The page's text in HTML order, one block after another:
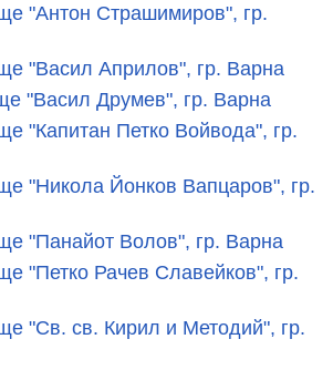
"Антон Страшимиров", гр.
"Васил Априлов", гр. Варна
"Васил Друмев", гр. Варна
"Капитан Петко Войвода", гр.
"Никола Йонков Вапцаров", гр.
"Панайот Волов", гр. Варна
"Петко Рачев Славейков", гр.
"Св. св. Кирил и Методий", гр.